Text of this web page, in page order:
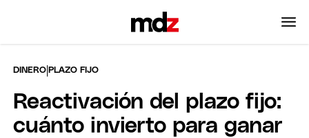
DINERO |PLAZO FIJO
Reactivación del plazo fijo:
cuánto invierto para ganar